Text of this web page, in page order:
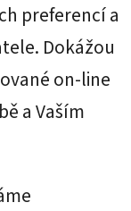
preferencí a
Dokážou
on-line
a Vaším